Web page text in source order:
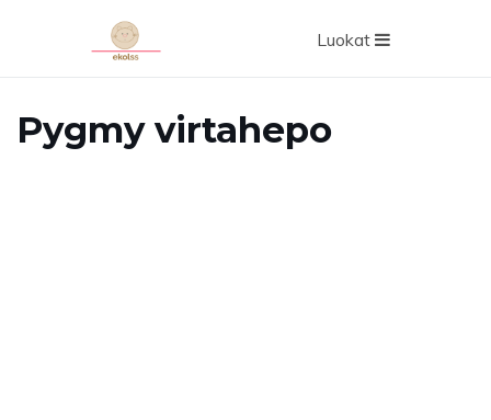
Luokat
Pygmy virtahepo